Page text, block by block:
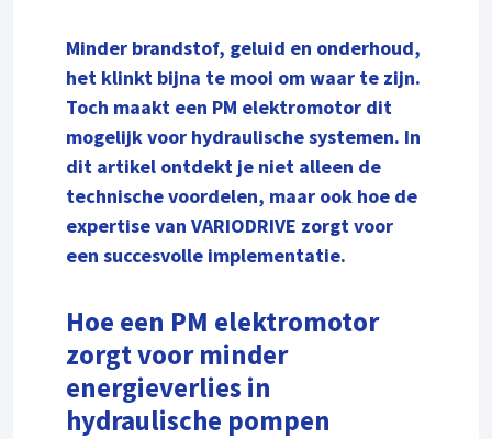
Minder brandstof, geluid en onderhoud,
het klinkt bijna te mooi om waar te zijn.
Toch maakt een PM elektromotor dit
mogelijk voor hydraulische systemen. In
dit artikel ontdekt je niet alleen de
technische voordelen, maar ook hoe de
expertise van VARIODRIVE zorgt voor
een succesvolle implementatie.
Hoe een PM elektromotor
zorgt voor minder
energieverlies in
hydraulische pompen